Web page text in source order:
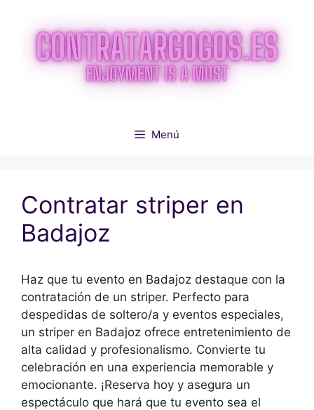
contenido
Menú
Contratar striper en
Badajoz
Haz que tu evento en Badajoz destaque con la
contratación de un striper. Perfecto para
despedidas de soltero/a y eventos especiales,
un striper en Badajoz ofrece entretenimiento de
alta calidad y profesionalismo. Convierte tu
celebración en una experiencia memorable y
emocionante. ¡Reserva hoy y asegura un
espectáculo que hará que tu evento sea el